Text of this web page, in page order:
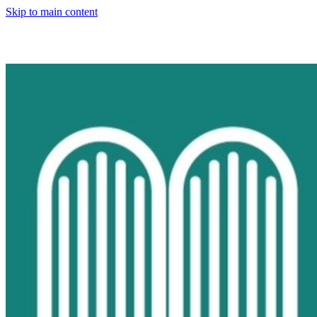
Skip to main content